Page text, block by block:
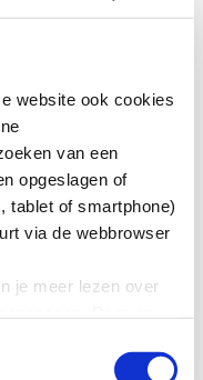
website ook cookies
van een
opgeslagen of
tablet of smartphone)
via de webbrowser
je meer lezen over
cookieverklaring
van bedrijven. In
op de
mogelijke subsidies
gebruik kunnen
van SER Diversiteit
praktisch